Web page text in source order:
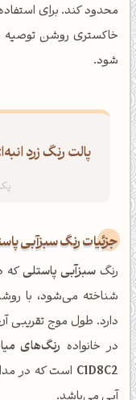
محدود کند. برای
خاکستری روشن توصیه
شود.
پالت رنگ زرد
جزئیات رنگ سبزآبی
رنگسبزآبی پاستلیکه
در خانواده رنگ‌های
C1D8C2